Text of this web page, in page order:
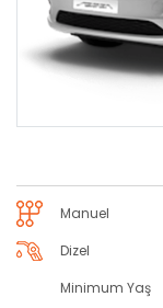
Manuel
Dizel
Minimum Yaş